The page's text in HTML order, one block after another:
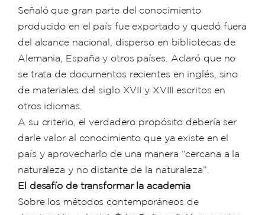
Señaló que gran parte del conocimiento
producido en el país fue exportado y quedó fuera
del alcance nacional, disperso en bibliotecas de
Alemania, España y otros países. Aclaró que no
se trata de documentos recientes en inglés, sino
de materiales del siglo XVII y XVIII escritos en
otros idiomas.
A su criterio, el verdadero propósito debería ser
darle valor al conocimiento que ya existe en el
país y aprovecharlo de una manera “cercana a la
naturaleza y no distante de la naturaleza”.
El desafío de transformar la academia
Sobre los métodos contemporáneos de